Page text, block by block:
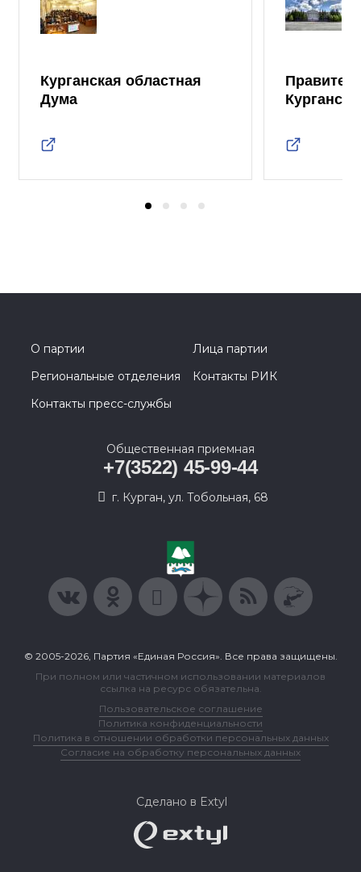
Курганская областная
Дума
О партии
Лица партии
Региональные отделения
Контакты РИК
Контакты пресс-службы
Общественная приемная
+7(3522) 45-99-44
г. Курган, ул. Тобольная, 68
© 2005-2026, Партия «Единая Россия». Все права защищены.
При полном или частичном использовании материалов
ссылка на ресурс обязательна.
Пользовательское соглашение
Политика конфиденциальности
Политика в отношении обработки персональных данных
Согласие на обработку персональных данных
Сделано в Extyl